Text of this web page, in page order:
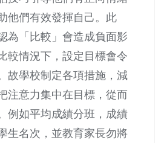
他們有效發揮自己。此
為「比較」會造成負面影
較情況下，設定目標會令
故學校制定各項措施，減
注意力集中在目標，從而
例如平均成績分班，成績
生名次，並教育家長勿將